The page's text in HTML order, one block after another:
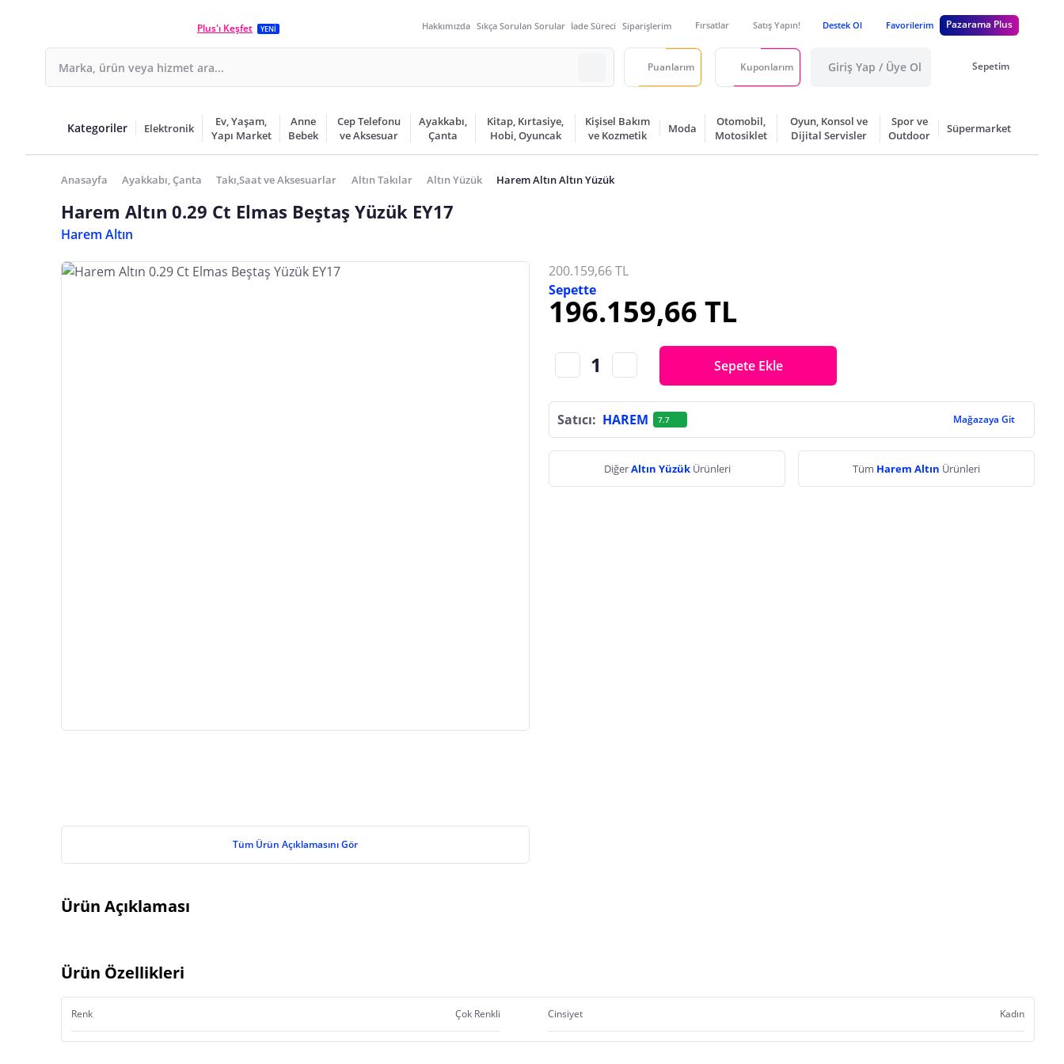
Plus'ı Keşfet YENİ Hakkımızda Sıkça Sorulan Sorular İade Süreci Siparişlerim Fırsatlar Satış Yapın! Destek Ol Favorilerim Pazarama Plus
Puanlarım Kuponlarım Giriş Yap / Üye Ol Sepetim
Kategoriler Elektronik
Ev, Yaşam,
Yapı Market
Anne
Bebek
Cep Telefonu
ve Aksesuar
Ayakkabı,
Çanta
Kitap, Kırtasiye,
Hobi, Oyuncak
Kişisel Bakım
ve Kozmetik
Moda
Otomobil,
Motosiklet
Oyun, Konsol ve
Dijital Servisler
Spor ve
Outdoor
Süpermarket
Anasayfa Ayakkabı, Çanta Takı,Saat ve Aksesuarlar Altın Takılar Altın Yüzük Harem Altın Altın Yüzük
Harem Altın 0.29 Ct Elmas Beştaş Yüzük EY17
Harem Altın
Tüm Ürün Açıklamasını Gör
200.159,66 TL
Sepette
196.159,66 TL
Sepete Ekle
Satıcı: HAREM 7.7 Mağazaya Git
DiğerAltın Yüzük Ürünleri Tüm Harem Altın Ürünleri
Ürün Açıklaması
Ürün Özellikleri
Renk Çok Renkli Cinsiyet Kadın